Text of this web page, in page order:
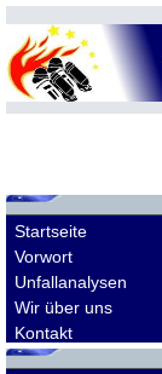
Startseite
Vorwort
Unfallanalysen
Wir über uns
Kontakt